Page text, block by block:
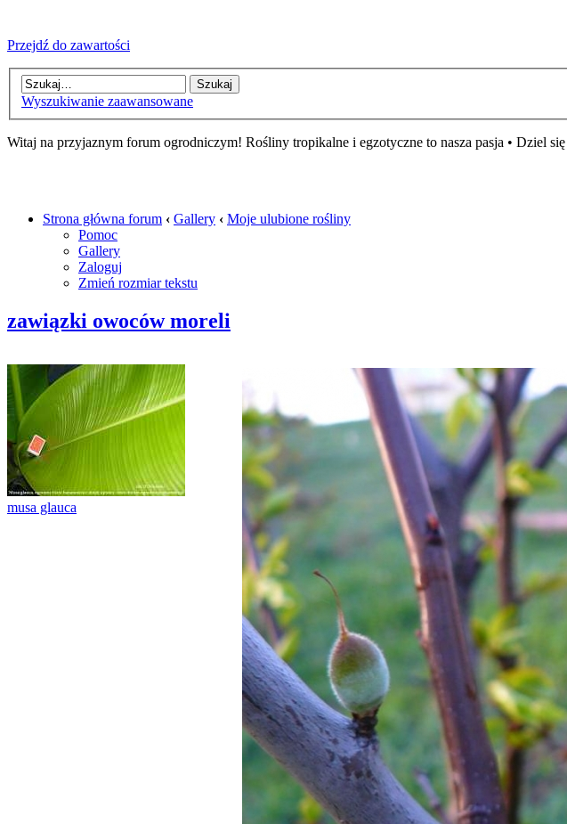
Przejdź do zawartości
Wyszukiwanie zaawansowane
Witaj na przyjaznym forum ogrodniczym! Rośliny tropikalne i egzotyczne to nasza pasja • Dziel
Strona główna forum ‹ Gallery ‹ Moje ulubione rośliny
Pomoc
Gallery
Zaloguj
Zmień rozmiar tekstu
zawiązki owoców moreli
musa glauca